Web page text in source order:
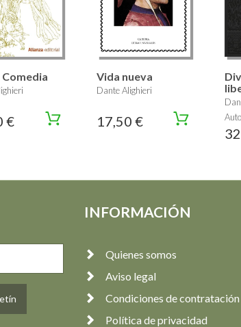
€
Vida nueva
Dante Alighieri
17,50 €
INFORMACIÓN
Quienes somos
Aviso legal
Condiciones de contratación
Política de privacidad